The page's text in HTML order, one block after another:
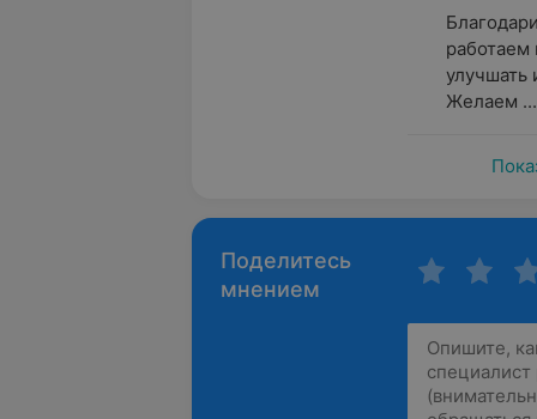
работаем
улучшать
Желаем ...
Поделитесь
мнением